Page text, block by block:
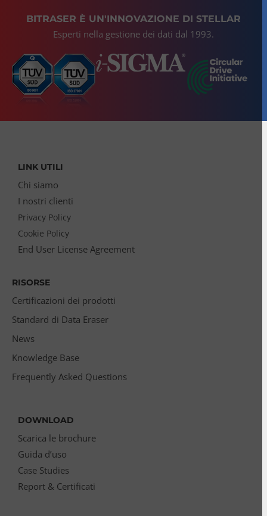
BITRASER È UN'INNOVAZIONE DI STELLAR
Esperti nella gestione dei dati dal 1993.
LINK UTILI
Chi siamo
I nostri clienti
Privacy Policy
Cookie Policy
End User License Agreement
RISORSE
Certificazioni dei prodotti
Standard di Data Eraser
News
Knowledge Base
Frequently Asked Questions
DOWNLOAD
Scarica le brochure
Guida d’uso
Case Studies
Report & Certificati